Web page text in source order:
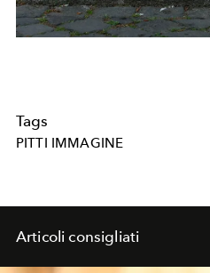
Tags
PITTI IMMAGINE
Articoli consigliati